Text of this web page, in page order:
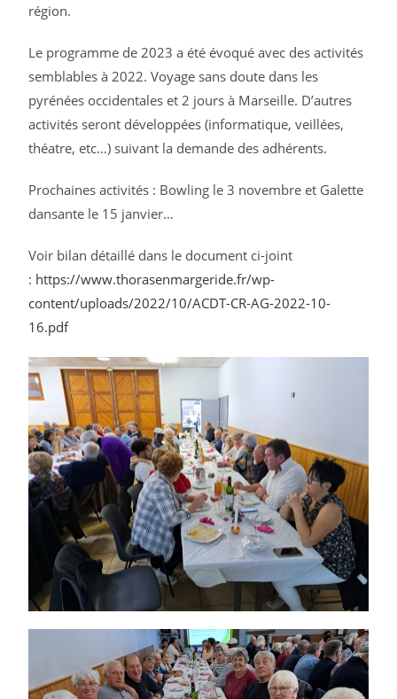
région.
Le programme de 2023 a été évoqué avec des activités
semblables à 2022. Voyage sans doute dans les
pyrénées occidentales et 2 jours à Marseille. D’autres
activités seront développées (informatique, veillées,
théatre, etc…) suivant la demande des adhérents.
Prochaines activités : Bowling le 3 novembre et Galette
dansante le 15 janvier…
Voir bilan détaillé dans le document ci-joint
: https://www.thorasenmargeride.fr/wp-
content/uploads/2022/10/ACDT-CR-AG-2022-10-
16.pdf